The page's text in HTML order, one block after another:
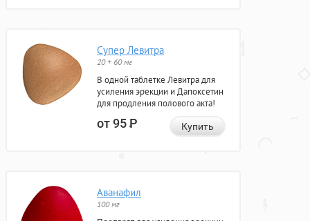
Супер Левитра
20 + 60 мг
В одной таблетке Левитра для
усиления эрекции и Дапоксетин
для продления полового акта!
от 95Р Купить
Аванафил
100 мг